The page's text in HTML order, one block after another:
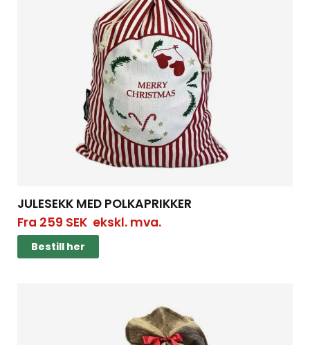
JULESEKK MED POLKAPRIKKER
Fra 259 SEKekskl. mva.
Bestill her